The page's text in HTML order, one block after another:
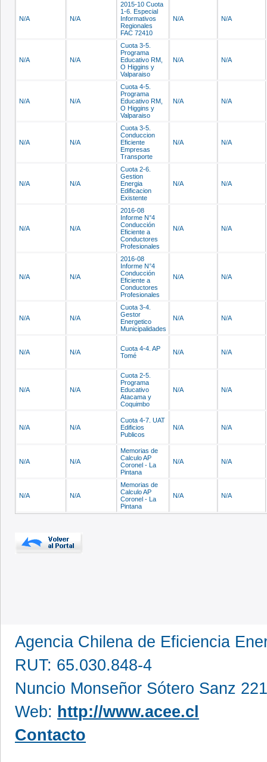
N/A N/A
2015-10 Cuota
1-6. Especial
Informativos
Regionales
FAC 72410
N/A N/A
N/A N/A
Cuota 3-5.
Programa
Educativo RM,
O Higgins y
Valparaiso
N/A N/A
N/A N/A
Cuota 4-5.
Programa
Educativo RM,
O Higgins y
Valparaiso
N/A N/A
N/A N/A
Cuota 3-5.
Conduccion
Eficiente
Empresas
Transporte
N/A N/A
N/A N/A
Cuota 2-6.
Gestion
Energia
Edificacion
Existente
N/A N/A
N/A N/A
2016-08
Informe N°4
Conducción
Eficiente a
Conductores
Profesionales
N/A N/A
N/A N/A
2016-08
Informe N°4
Conducción
Eficiente a
Conductores
Profesionales
N/A N/A
N/A N/A
Cuota 3-4.
Gestor
Energetico
Municipalidades
N/A N/A
N/A N/A
Cuota 4-4. AP
Tomé
N/A N/A
N/A N/A
Cuota 2-5.
Programa
Educativo
Atacama y
Coquimbo
N/A N/A
N/A N/A
Cuota 4-7. UAT
Edificios
Publicos
N/A N/A
N/A N/A
Memorias de
Calculo AP
Coronel - La
Pintana
N/A N/A
N/A N/A
Memorias de
Calculo AP
Coronel - La
Pintana
N/A N/A
Agencia Chilena de Eficiencia
RUT: 65.030.848-4
Nuncio Monseñor Sótero Sanz
Web: http://www.acee.cl
Contacto